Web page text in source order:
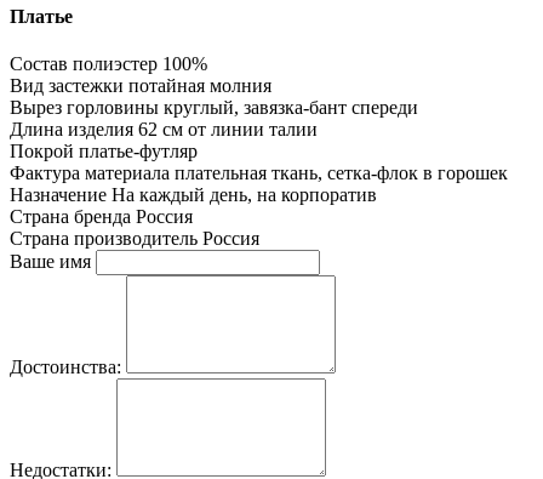
Платье
Состав полиэстер 100%
Вид застежки потайная молния
Вырез горловины круглый, завязка-бант спереди
Длина изделия 62 см от линии талии
Покрой платье-футляр
Фактура материала плательная ткань, сетка-флок в горошек
Назначение На каждый день, на корпоратив
Страна бренда Россия
Страна производитель Россия
Ваше имя
Достоинства:
Недостатки: